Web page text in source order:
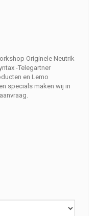
Originele Neutrik
-Telegartner
en Lemo
specials maken wij in